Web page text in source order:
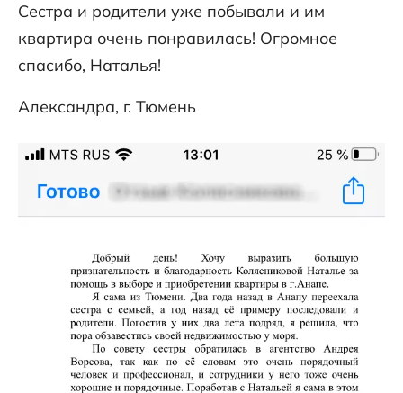
Сестра и родители уже побывали и им
квартира очень понравилась! Огромное
спасибо, Наталья!
Александра, г. Тюмень